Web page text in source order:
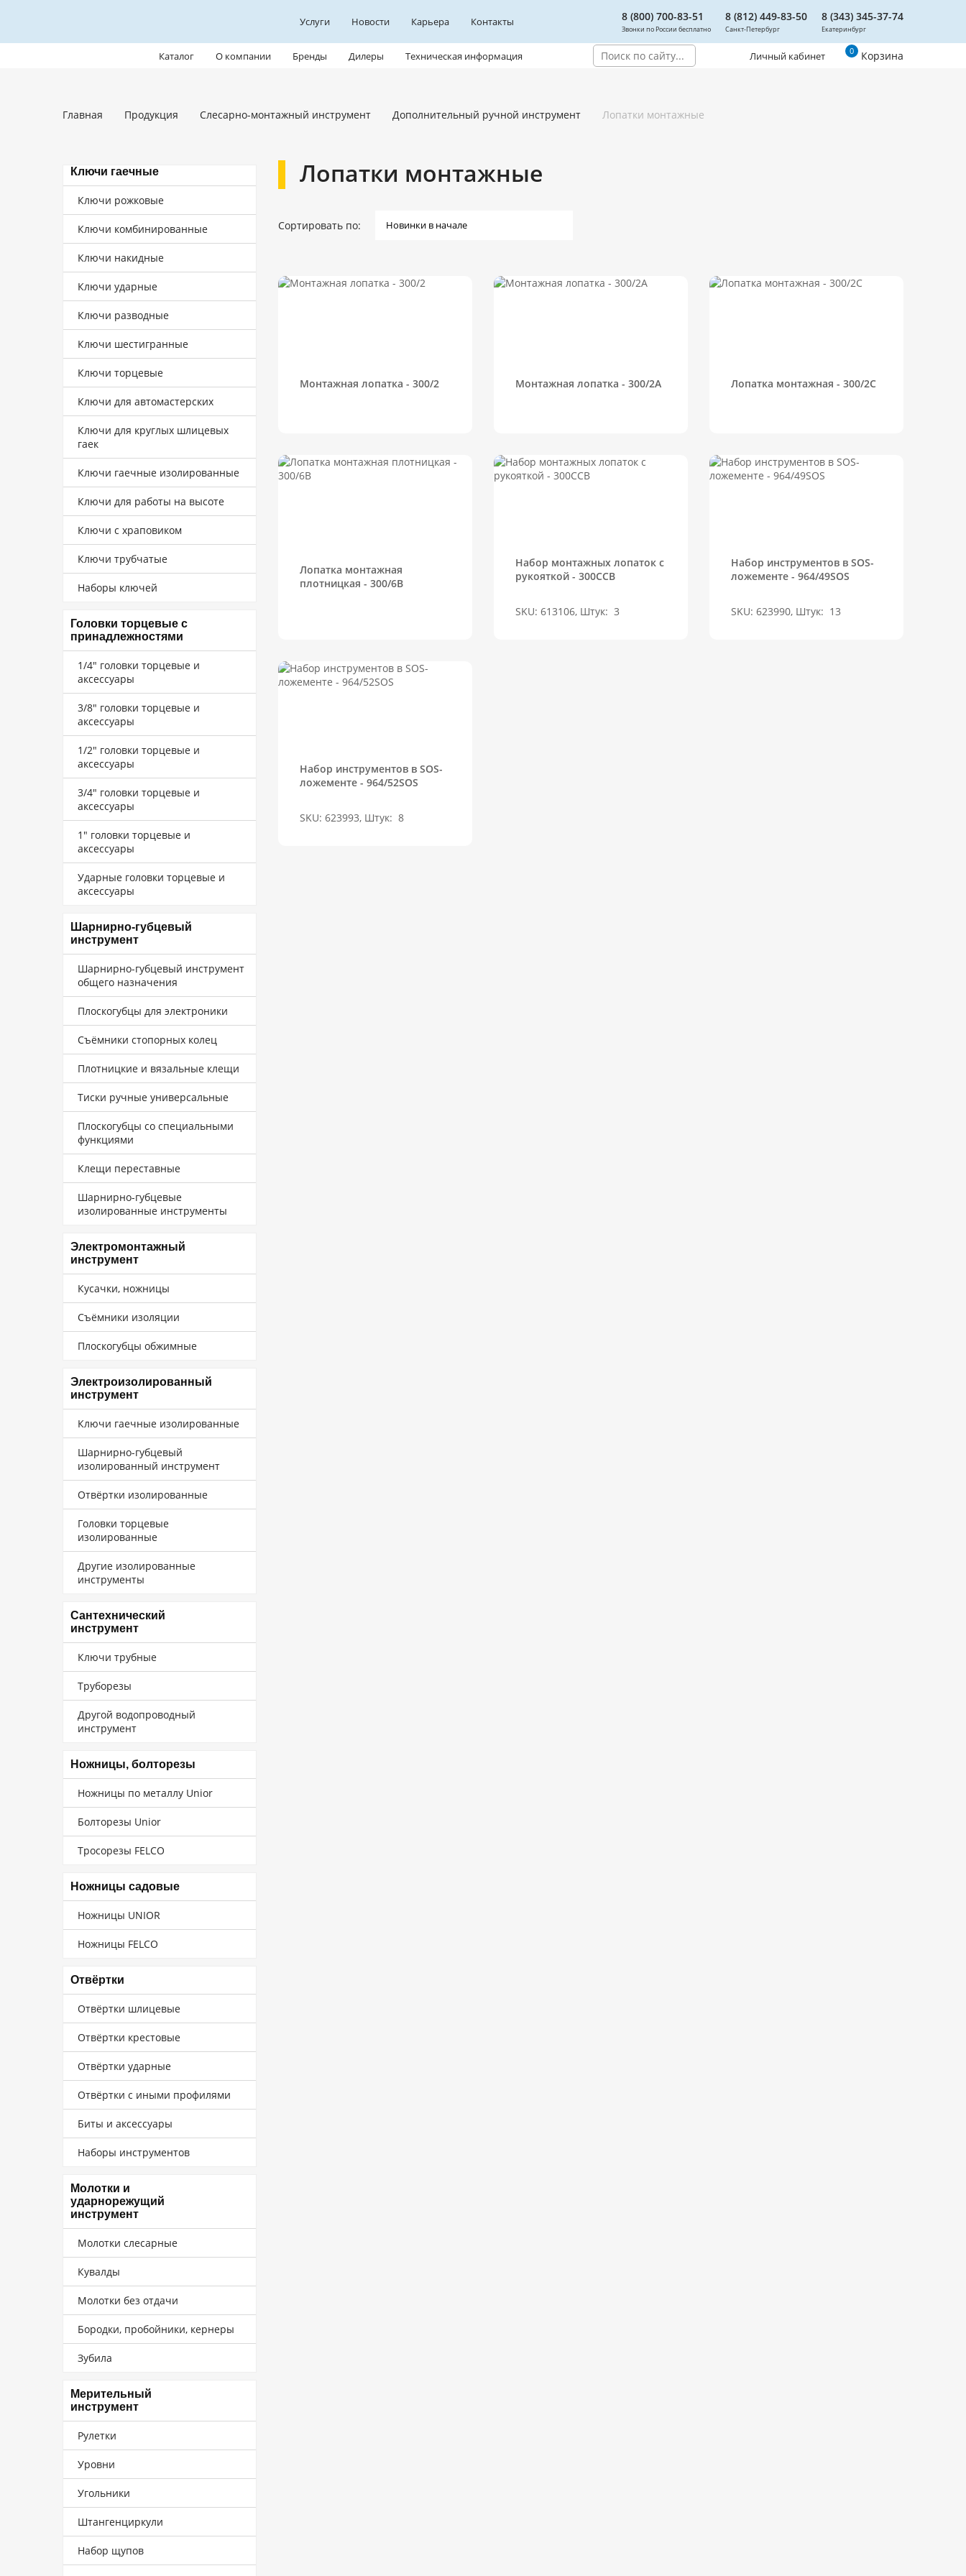
Услуги Новости Карьера Контакты 8 (800) 700-83-51
Звонки по России бесплатно
8 (812) 449-83-50
Санкт-Петербург
8 (343) 345-37-74
Екатеринбург
Каталог О компании Бренды Дилеры Техническая информация Личный кабинет 0 Корзина
Главная Продукция Слесарно-монтажный инструмент Дополнительный ручной инструмент Лопатки монтажные
Ключи гаечные
Ключи рожковые
Ключи комбинированные
Ключи накидные
Ключи ударные
Ключи разводные
Ключи шестигранные
Ключи торцевые
Ключи для автомастерских
Ключи для круглых шлицевых
гаек
Ключи гаечные изолированные
Ключи для работы на высоте
Ключи с храповиком
Ключи трубчатые
Наборы ключей
Головки торцевые с
принадлежностями
1/4" головки торцевые и
аксессуары
3/8" головки торцевые и
аксессуары
1/2" головки торцевые и
аксессуары
3/4" головки торцевые и
аксессуары
1" головки торцевые и
аксессуары
Ударные головки торцевые и
аксессуары
Шарнирно-губцевый
инструмент
Шарнирно-губцевый инструмент
общего назначения
Плоскогубцы для электроники
Съёмники стопорных колец
Плотницкие и вязальные клещи
Тиски ручные универсальные
Плоскогубцы со специальными
функциями
Клещи переставные
Шарнирно-губцевые
изолированные инструменты
Электромонтажный
инструмент
Кусачки, ножницы
Съёмники изоляции
Плоскогубцы обжимные
Электроизолированный
инструмент
Ключи гаечные изолированные
Шарнирно-губцевый
изолированный инструмент
Отвёртки изолированные
Головки торцевые
изолированные
Другие изолированные
инструменты
Сантехнический
инструмент
Ключи трубные
Труборезы
Другой водопроводный
инструмент
Ножницы, болторезы
Ножницы по металлу Unior
Болторезы Unior
Тросорезы FELCO
Ножницы садовые
Ножницы UNIOR
Ножницы FELCO
Отвёртки
Отвёртки шлицевые
Отвёртки крестовые
Отвёртки ударные
Отвёртки с иными профилями
Биты и аксессуары
Наборы инструментов
Молотки и
ударнорежущий
инструмент
Молотки слесарные
Кувалды
Молотки без отдачи
Бородки, пробойники, кернеры
Зубила
Мерительный
инструмент
Рулетки
Уровни
Угольники
Штангенциркули
Набор щупов
Лопатки монтажные
Сортировать по:
Монтажная лопатка - 300/2 Монтажная лопатка - 300/2A Лопатка монтажная - 300/2C
Лопатка монтажная
плотницкая - 300/6B
Набор монтажных лопаток с
рукояткой - 300CCB
SKU: 613106, Штук: 3
Набор инструментов в SOS-
ложементе - 964/49SOS
SKU: 623990, Штук: 13
Набор инструментов в SOS-
ложементе - 964/52SOS
SKU: 623993, Штук: 8